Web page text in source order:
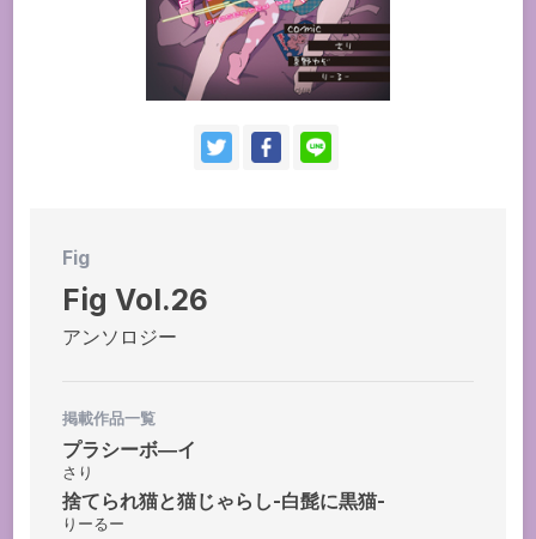
ご意見・ご感想
お問い合わせ
持ち込み・作品投稿
作家さんへのプレゼント品
Fig
Fig Vol.26
アンソロジー
掲載作品一覧
プラシーボ―イ
さり
捨てられ猫と猫じゃらし-白髭に黒猫-
りーるー